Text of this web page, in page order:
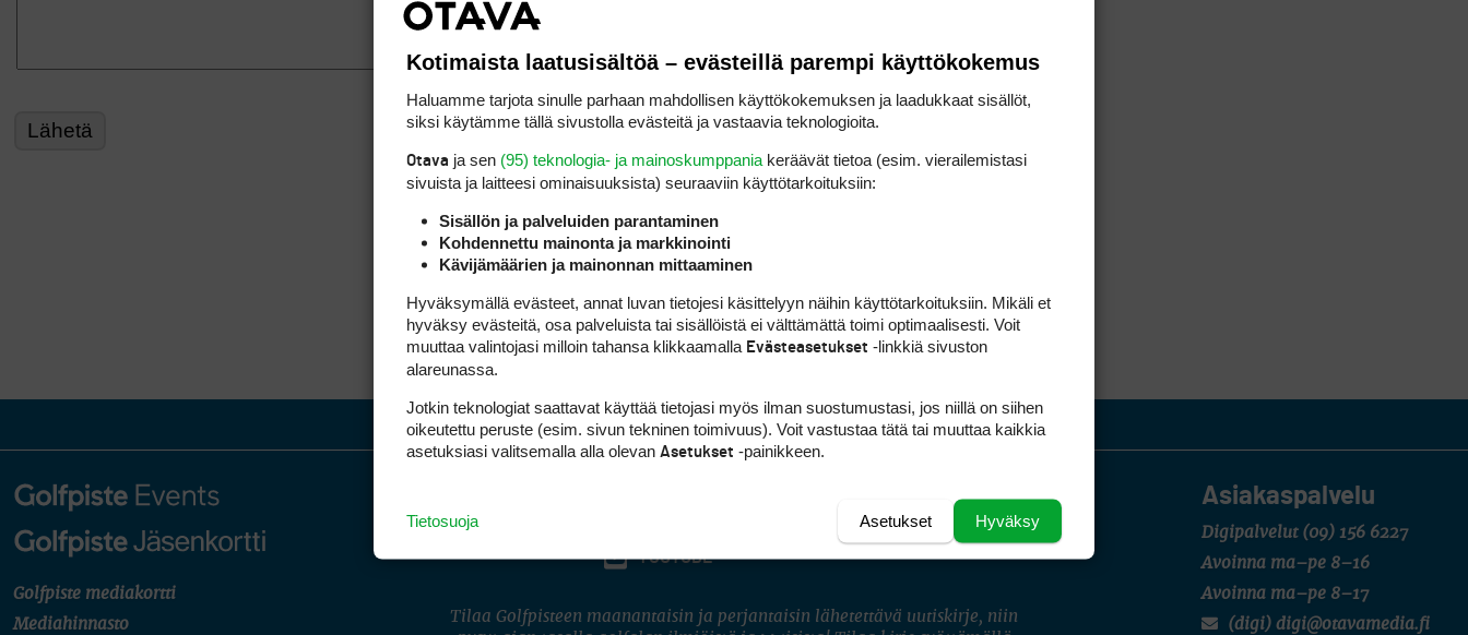
Golfpiste mediakortti
Mediahinnasto
Asiakaspalvelu
Digipalvelut (09) 156 6227
Avoinna ma–pe 8–16
Avoinna ma–pe 8–17
(digi) digi@otavamedia.fi
INSTAGRAM
YOUTUBE
Tilaa Golfpisteen maanantaisin ja perjantaisin lähetettävä uutiskirje, niin
Kotimaista laatusisältöä – evästeillä parempi käyttökokemus
Haluamme tarjota sinulle parhaan mahdollisen käyttökokemuksen ja laadukkaat sisällöt,
siksi käytämme tällä sivustolla evästeitä ja vastaavia teknologioita.
Otava ja sen (95) teknologia- ja mainoskumppania keräävät tietoa (esim. vierailemis­tasi
sivuista ja laitteesi ominaisuuk­sista) seuraaviin käyttötarkoituksiin:
Sisällön ja palveluiden parantaminen
Kohdennettu mainonta ja markkinointi
Kävijämäärien ja mainonnan mittaaminen
Hyväksymällä evästeet, annat luvan tietojesi käsittelyyn näihin käyttötarkoituksiin. Mikäli et
hyväksy evästeitä, osa palveluista tai sisällöistä ei välttämättä toimi optimaalisesti. Voit
muuttaa valintojasi milloin tahansa klikkaamalla Evästeasetukset -linkkiä sivuston
alareunassa.
Jotkin teknologiat saattavat käyttää tietojasi myös ilman suostumustasi, jos niillä on siihen
oikeutettu peruste (esim. sivun tekninen toimivuus). Voit vastustaa tätä tai muuttaa kaikkia
asetuksiasi valitsemalla alla olevan Asetukset -painikkeen.
Hyväksy
Asetukset
Tietosuoja